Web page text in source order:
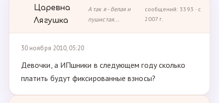
Царевна
Лягушка
А так я - белая и
пушистая...
сообщений: 3393 · с
2007 г.
30 ноября 2010, 05:20
Девочки, а ИПшники в следующем году сколько
платить будут фиксированные взносы?